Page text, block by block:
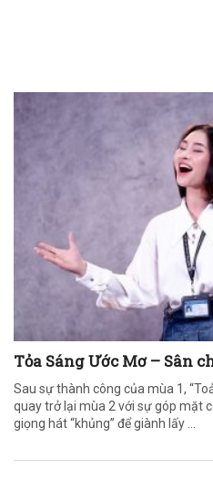
Tỏa Sáng Ước Mơ – Sân
Sau sự thành công của mùa 1,
quay trở lại mùa 2 với sự góp mặt
giọng hát “khủng” để giành lấy ...